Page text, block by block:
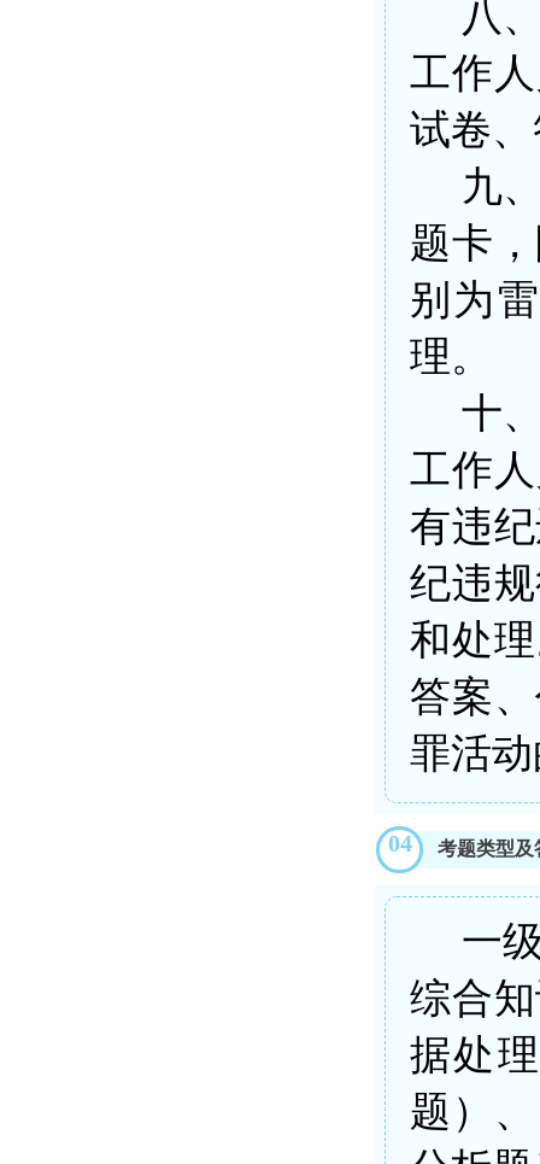
八
工作
试卷
九
题卡
别为
理。
十
工作
有违
纪违
和处
答案
罪活
04 考题类型及
一
综合
据处
题）